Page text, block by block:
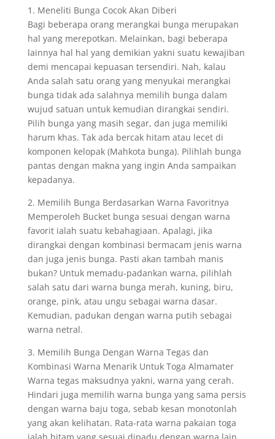
1. Meneliti Bunga Cocok Akan Diberi
Bagi beberapa orang merangkai bunga merupakan
hal yang merepotkan. Melainkan, bagi beberapa
lainnya hal hal yang demikian yakni suatu kewajiban
demi mencapai kepuasan tersendiri. Nah, kalau
Anda salah satu orang yang menyukai merangkai
bunga tidak ada salahnya memilih bunga dalam
wujud satuan untuk kemudian dirangkai sendiri.
Pilih bunga yang masih segar, dan juga memiliki
harum khas. Tak ada bercak hitam atau lecet di
komponen kelopak (Mahkota bunga). Pilihlah bunga
pantas dengan makna yang ingin Anda sampaikan
kepadanya.
2. Memilih Bunga Berdasarkan Warna Favoritnya
Memperoleh Bucket bunga sesuai dengan warna
favorit ialah suatu kebahagiaan. Apalagi, jika
dirangkai dengan kombinasi bermacam jenis warna
dan juga jenis bunga. Pasti akan tambah manis
bukan? Untuk memadu-padankan warna, pilihlah
salah satu dari warna bunga merah, kuning, biru,
orange, pink, atau ungu sebagai warna dasar.
Kemudian, padukan dengan warna putih sebagai
warna netral.
3. Memilih Bunga Dengan Warna Tegas dan
Kombinasi Warna Menarik Untuk Toga Almamater
Warna tegas maksudnya yakni, warna yang cerah.
Hindari juga memilih warna bunga yang sama persis
dengan warna baju toga, sebab kesan monotonlah
yang akan kelihatan. Rata-rata warna pakaian toga